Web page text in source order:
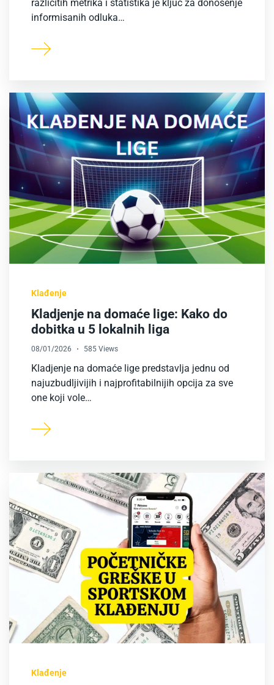
različitih metrika i statistika je ključ za donošenje
informisanih odluka…
Klađenje
Kladjenje na domaće lige: Kako do
dobitka u 5 lokalnih liga
08/01/2026 585 Views
Kladjenje na domaće lige predstavlja jednu od
najuzbudljivijih i najprofitabilnijih opcija za sve
one koji vole…
Klađenje